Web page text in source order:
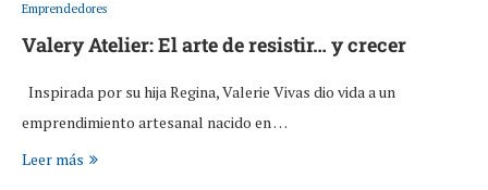
Emprendedores
Valery Atelier: El arte de resistir… y crecer
Inspirada por su hija Regina, Valerie Vivas dio vida a un
emprendimiento artesanal nacido en …
Leer más